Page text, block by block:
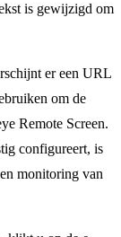
is gewijzigd om
er een URL
om de
Remote Screen.
configureert, is
monitoring van